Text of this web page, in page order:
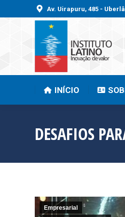
Av. Uirapuru, 485 -
INÍCIO
DESAFIOS
Empresarial